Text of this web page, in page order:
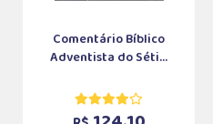
Comentário Bíblico
Adventista do Séti...